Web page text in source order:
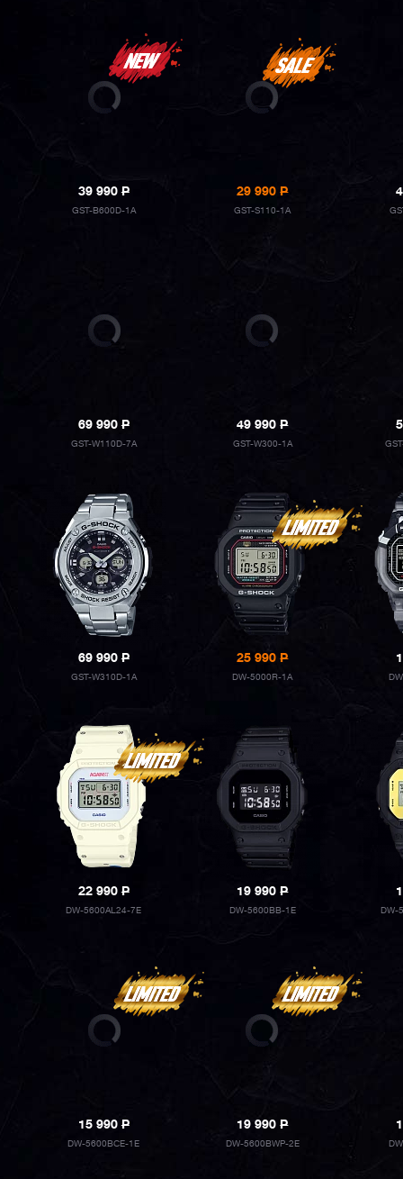
39 990P
GST-B600D-1A
29 990P
GST-S110-1A
69 990P
GST-W110D-7A
49 990P
GST-W300-1A
69 990P
GST-W310D-1A
25 990P
DW-5000R-1A
22 990P
DW-5600AL24-7E
19 990P
DW-5600BB-1E DW-
15 990P
DW-5600BCE-1E
19 990P
DW-5600BWP-2E